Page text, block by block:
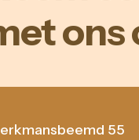
ons
55